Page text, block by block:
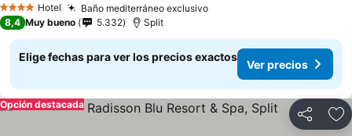
4 EstrellasHotel Baño mediterráneo exclusivo
8,4 Muy bueno 5.332 Split
Elige fechas para ver los precios exactos
Ver precios
Compartir
Opción destacada